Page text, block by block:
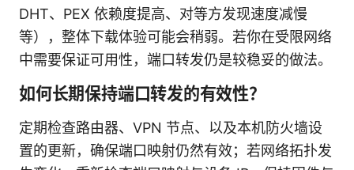
DHT、PEX 依赖度提高、对等方发现速度减慢
等），整体下载体验可能会稍弱。若你在受限网络
中需要保证可用性，端口转发仍是较稳妥的做法。
如何长期保持端口转发的有效性？
定期检查路由器、VPN 节点、以及本机防火墙设
置的更新，确保端口映射仍然有效；若网络拓扑发